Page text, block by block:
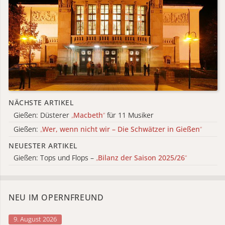
NÄCHSTE ARTIKEL
Gießen: Düsterer „Macbeth“ für 11 Musiker
Gießen: „Wer, wenn nicht wir – Die Schwätzer in Gießen“
NEUESTER ARTIKEL
Gießen: Tops und Flops – „Bilanz der Saison 2025/26“
NEU IM OPERNFREUND
9. August 2026